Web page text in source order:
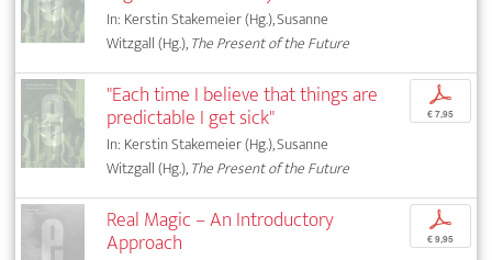
In: Kerstin Stakemeier (Hg.), Susanne
Witzgall (Hg.),The Present of the Future
"Each time I believe that things are
predictable I get sick"
In: Kerstin Stakemeier (Hg.), Susanne
Witzgall (Hg.),The Present of the Future
p
€ 7,95
Real Magic – An Introductory
Approach
p
€ 9,95